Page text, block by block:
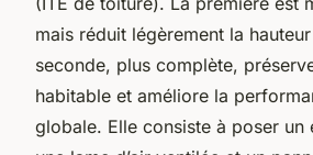
mais réduit légèrement la
seconde, plus complète,
habitable et améliore la
globale. Elle consiste à poser un